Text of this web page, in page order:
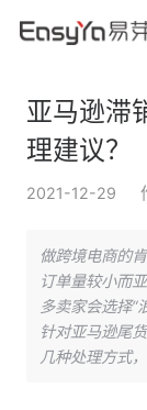
亚马逊滞
理建议？
2021-12-29
做跨境电商的
订单量较小而
多卖家会选择“
针对亚马逊尾
几种处理方式